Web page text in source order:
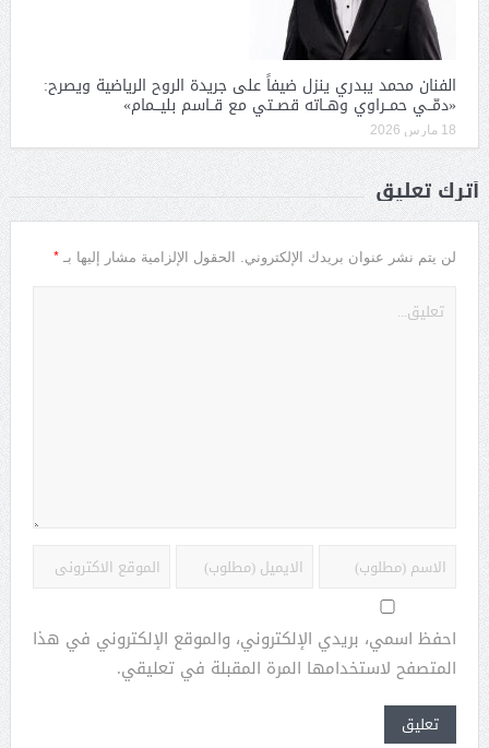
الفنان محمد يبدري ينزل ضيفاً على جريدة الروح الرياضية ويصرح:
«دمّــي حمــراوي وهــاته قصــتي مع قــاسم بليـــمام»
18 مارس 2026
أترك تعليق
لن يتم نشر عنوان بريدك الإلكتروني. الحقول الإلزامية مشار إليها بـ *
احفظ اسمي، بريدي الإلكتروني، والموقع الإلكتروني في هذا
المتصفح لاستخدامها المرة المقبلة في تعليقي.